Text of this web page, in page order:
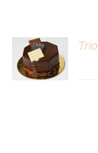
DÉTAILS
Trio